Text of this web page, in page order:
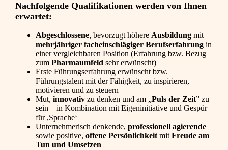
Nachfolgende Qualifikationen werden von Ihnen
erwartet:
Abgeschlossene, bevorzugt höhere Ausbildung mit
mehrjähriger facheinschlägiger Berufserfahrung in
einer vergleichbaren Position (Erfahrung bzw. Bezug
zum Pharmaumfeld sehr erwünscht)
Erste Führungserfahrung erwünscht bzw.
Führungstalent mit der Fähigkeit, zu inspirieren,
motivieren und zu steuern
Mut, innovativ zu denken und am „Puls der Zeit” zu
sein – in Kombination mit Eigeninitiative und Gespür
für ,Sprache‘
Unternehmerisch denkende, professionell agierende
sowie positive, offene Persönlichkeit mit Freude am
Tun und Umsetzen